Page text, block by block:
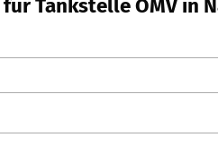
Tankstelle OMV in